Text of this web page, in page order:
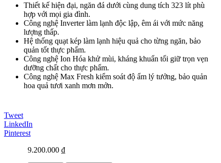
Thiết kế hiện đại, ngăn đá dưới cùng dung tích 323 lít phù
hợp với mọi gia đình.
Công nghệ Inverter làm lạnh độc lập, êm ái với mức năng
lượng thấp.
Hệ thống quạt kép làm lạnh hiệu quả cho từng ngăn, bảo
quản tốt thực phẩm.
Công nghệ Ion Hóa khử mùi, kháng khuẩn tối giữ trọn vẹn
dưỡng chất cho thực phẩm.
Công nghệ Max Fresh kiểm soát độ ẩm lý tưởng, bảo quản
hoa quả tươi xanh mơn mởn.
Tweet
LinkedIn
Pinterest
9.200.000 ₫